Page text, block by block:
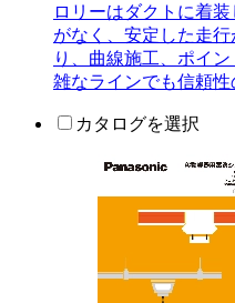
ロリーはダクトに着
がなく、安定した走
り、曲線施工、ポイ
雑なラインでも信頼
カタログを選択